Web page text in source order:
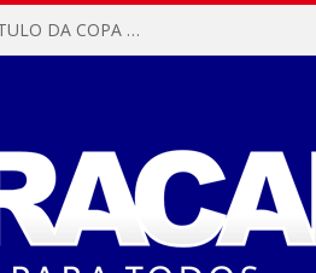
MARACANÃ SAI NA FRENTE NA DISPUTA PELO TÍTULO DA COPA PARÁ SUB-17!